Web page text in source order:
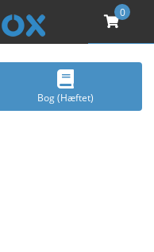
0
Bog (Hæftet)